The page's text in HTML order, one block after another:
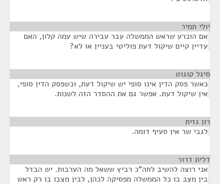
יולי תמיר
אם הוכרע שראש הממשלה עבר עבירה שיש עמה קלון, האם
עדיין קיים שיקול דעת פוליטי בעניין או לא?
סיגל קוגוט
כאשר פסק הדין אינו סופי יש שיקול דעת, וכשפסק הדין סופי,
אין שיקול דעת. אפשר גם את ההסדר הזה לשנות.
רון גזית
לגבי שר אין סעיף דומה.
דלית דרור
אני רוצה להשיב לחה"כ רביץ ששאל מה הערבות. יש הבדל
בין מצב בו כל הממשלה מפסיקה לכהן, לבין מצבו בו רק ראש